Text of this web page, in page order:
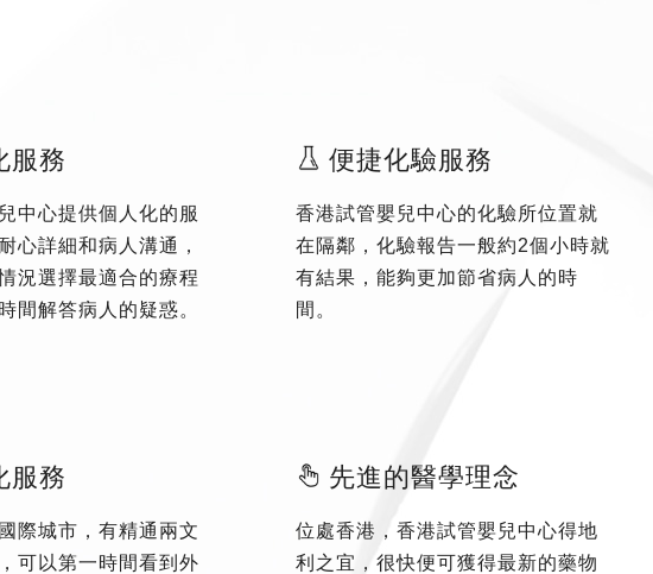
服務
中心提供個人化的服
心詳細和病人溝通，
況選擇最適合的療程
間解答病人的疑惑。
便捷化驗服務
香港試管嬰兒中心的化驗所位置就
在隔鄰，化驗報告一般約2個小時就
有結果，能夠更加節省病人的時
間。
服務
際城市，有精通兩文
可以第一時間看到外
先進的醫學理念
位處香港，香港試管嬰兒中心得地
利之宜，很快便可獲得最新的藥物